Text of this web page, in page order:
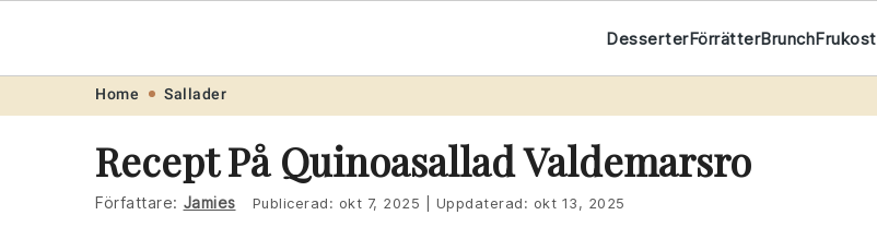
navigation
content
Recept.one DesserterFörrätterBrunchFrukost
Home Sallader
Recept På Quinoasallad Valdemarsro
Författare: Jamies Publicerad: okt 7, 2025 Uppdaterad: okt 13, 2025